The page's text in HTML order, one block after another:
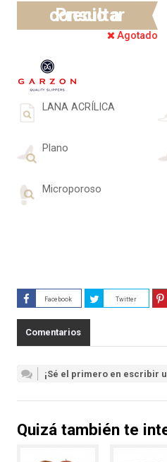
Precio a consultar
Agotado
LANA ACRÍLICA
Plano
Microporoso
Facebook Twitter
Comentarios
¡Sé el primero en escribir
Quizá también te